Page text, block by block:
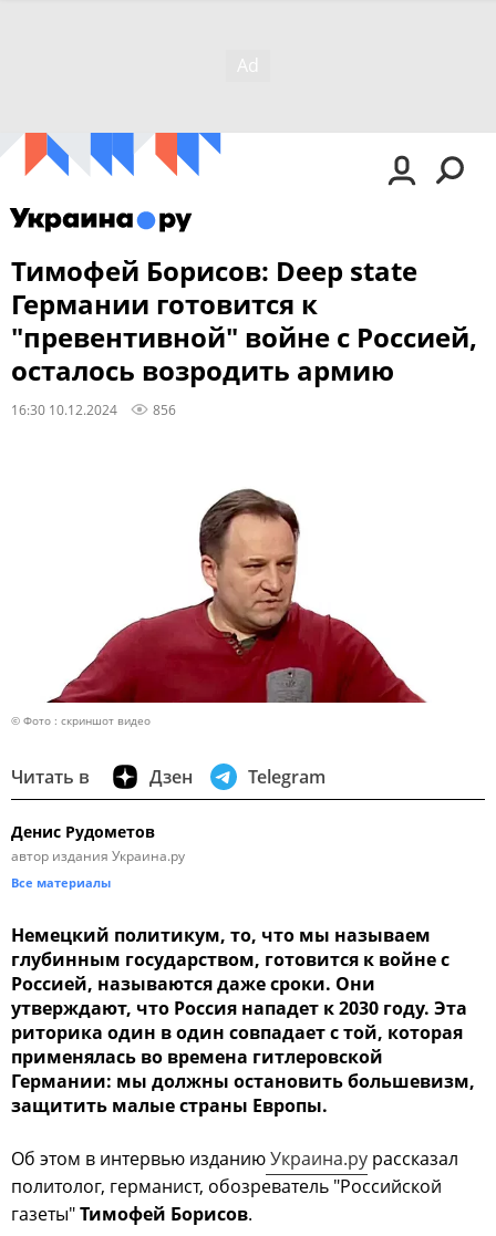
Тимофей Борисов: Deep state
Германии готовится к
"превентивной" войне с Россией,
осталось возродить армию
16:30 10.12.2024 856
© Фото : скриншот видео
Читать в Дзен Telegram
Денис Рудометов
автор издания Украина.ру
Все материалы
Немецкий политикум, то, что мы называем
глубинным государством, готовится к войне с
Россией, называются даже сроки. Они
утверждают, что Россия нападет к 2030 году. Эта
риторика один в один совпадает с той, которая
применялась во времена гитлеровской
Германии: мы должны остановить большевизм,
защитить малые страны Европы.
Об этом в интервью изданиюУкраина.ру рассказал
политолог, германист, обозреватель "Российской
газеты"Тимофей Борисов.